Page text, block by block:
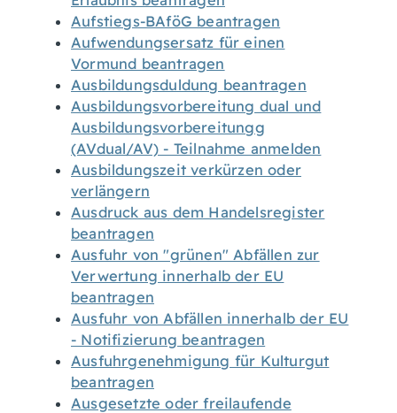
Aufstiegs-BAföG beantragen
Aufwendungsersatz für einen
Vormund beantragen
Ausbildungsduldung beantragen
Ausbildungsvorbereitung dual und
Ausbildungsvorbereitungg
(AVdual/AV) - Teilnahme anmelden
Ausbildungszeit verkürzen oder
verlängern
Ausdruck aus dem Handelsregister
beantragen
Ausfuhr von "grünen" Abfällen zur
Verwertung innerhalb der EU
beantragen
Ausfuhr von Abfällen innerhalb der EU
- Notifizierung beantragen
Ausfuhrgenehmigung für Kulturgut
beantragen
Ausgesetzte oder freilaufende